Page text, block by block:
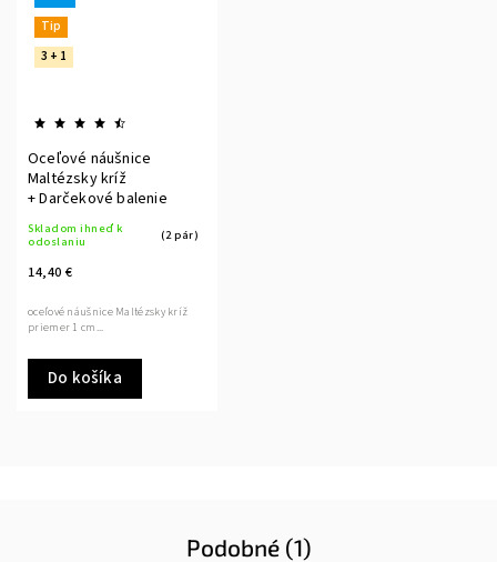
Tip
3 + 1
Oceľové náušnice
Maltézsky kríž
+ Darčekové balenie
Skladom ihneď k
odoslaniu
(2 pár)
14,40 €
Do košíka
oceľové náušnice Maltézsky kríž
priemer 1 cm...
Podobné (1)